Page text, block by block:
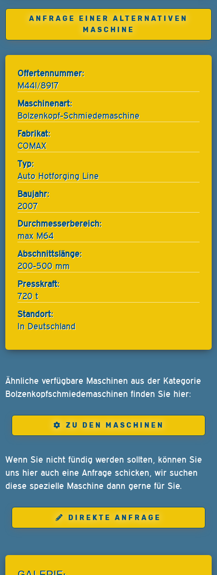
ANFRAGE EINER ALTERNATIVEN
MASCHINE
Offertennummer:
M44I/8917
Maschinenart:
Bolzenkopf-Schmiedemaschine
Fabrikat:
COMAX
Typ:
Auto Hotforging Line
Baujahr:
2007
Durchmesserbereich:
max M64
Abschnittslänge:
200-500 mm
Presskraft:
720 t
Standort:
In Deutschland
Ähnliche verfügbare Maschinen aus der Kategorie
Bolzenkopfschmiedemaschinen finden Sie hier:
ZU DEN MASCHINEN
Wenn Sie nicht fündig werden sollten, können Sie
uns hier auch eine Anfrage schicken, wir suchen
diese spezielle Maschine dann gerne für Sie.
DIREKTE ANFRAGE